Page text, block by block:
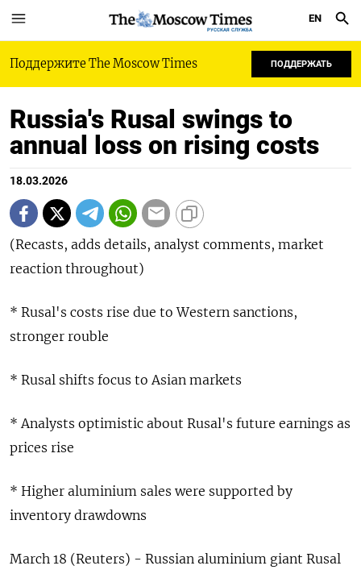
РУССКАЯ СЛУЖБА
EN
Поддержите The Moscow Times ПОДДЕРЖАТЬ
Russia's Rusal swings to
annual loss on rising costs
18.03.2026
(Recasts, adds details, analyst comments, market
reaction throughout)
* Rusal's costs rise due to Western sanctions,
stronger rouble
* Rusal shifts focus to Asian markets
* Analysts optimistic about Rusal's future earnings as
prices rise
* Higher aluminium sales were supported by
inventory drawdowns
March 18 (Reuters) - Russian aluminium ‌giant Rusal